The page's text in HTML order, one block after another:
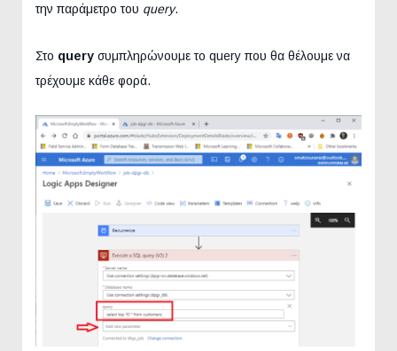
την παράμετρο του query.
Στο query συμπληρώνουμε το query που θα θέλουμε να
τρέχουμε κάθε φορά.